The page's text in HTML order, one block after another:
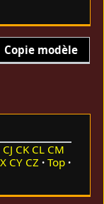
Copie modèle
CJ CK CL CM
CY CZ
Top